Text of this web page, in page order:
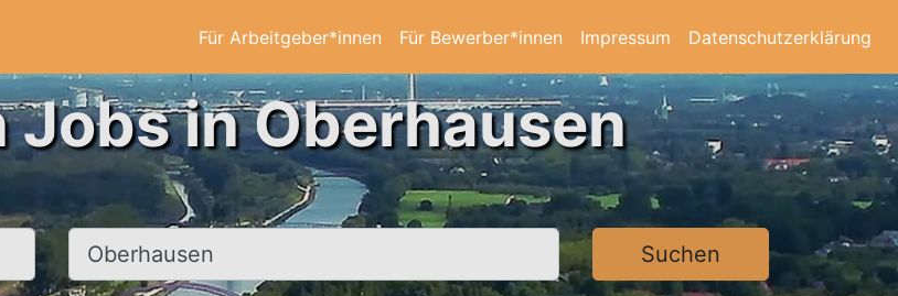
Für Arbeitgeber*innen Für Bewerber*innen Impressum Datenschutzerklärung
Jobs in Oberhausen
Ort, Stadt Suchen